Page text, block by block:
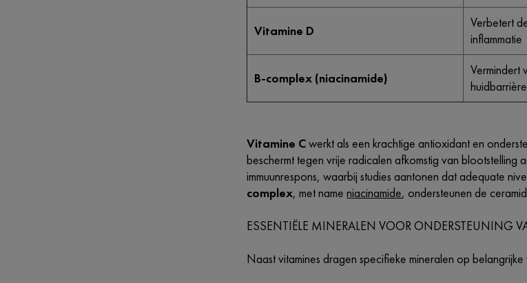
Vitamine D
Verbetert
inflammatie
B-complex (niacinamide)
Vermindert
huidbarrière
Vitamine Cwerkt als een krachtige antioxidant en
beschermt tegen vrije radicalen afkomstig van blootstelling
immuunrespons, waarbij studies aantonen dat adequate
complex, met nameniacinamide, ondersteunen de
ESSENTIËLE MINERALEN VOOR ONDERSTEUNING
Naast vitamines dragen specifieke mineralen op